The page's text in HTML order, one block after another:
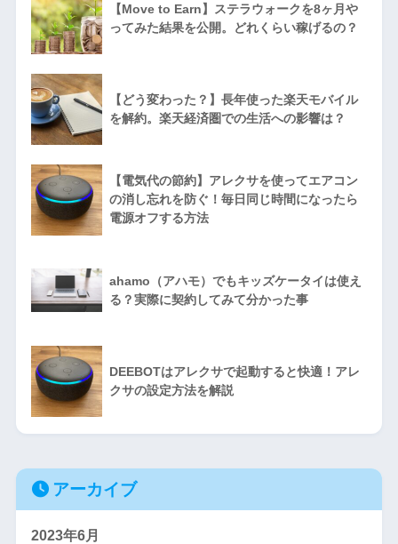
【Move to Earn】ステラウォークを8ヶ月や
ってみた結果を公開。どれくらい稼げるの？
【どう変わった？】長年使った楽天モバイル
を解約。楽天経済圏での生活への影響は？
【電気代の節約】アレクサを使ってエアコン
の消し忘れを防ぐ！毎日同じ時間になったら
電源オフする方法
ahamo（アハモ）でもキッズケータイは使え
る？実際に契約してみて分かった事
DEEBOTはアレクサで起動すると快適！アレ
クサの設定方法を解説
アーカイブ
2023年6月